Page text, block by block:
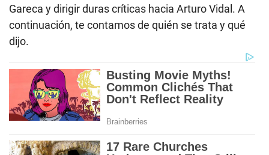
Gareca y dirigir duras críticas hacia Arturo Vidal. A
continuación, te contamos de quién se trata y qué
dijo.